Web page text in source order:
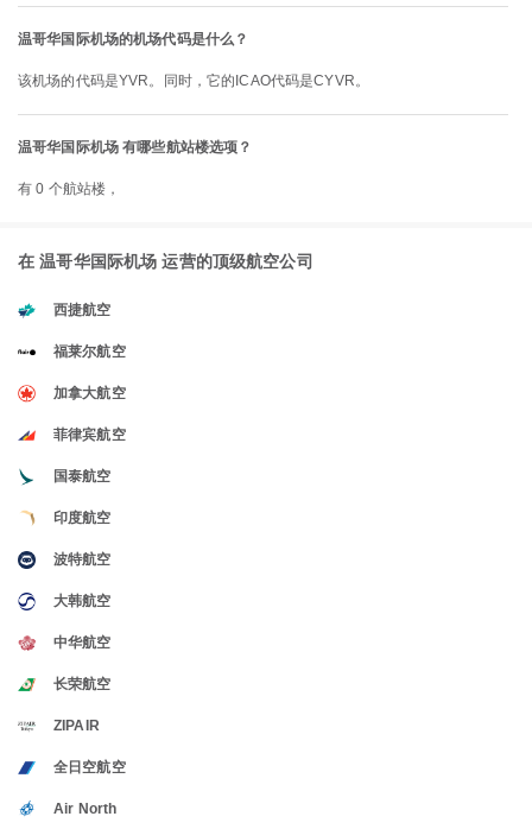
温哥华国际机场的机场代码是什么？
该机场的代码是YVR。同时，它的ICAO代码是CYVR。
温哥华国际机场 有哪些航站楼选项？
有 0 个航站楼，
在 温哥华国际机场 运营的顶级航空公司
西捷航空
福莱尔航空
加拿大航空
菲律宾航空
国泰航空
印度航空
波特航空
大韩航空
中华航空
长荣航空
ZIPAIR
全日空航空
Air North